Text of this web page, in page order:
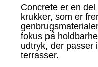
Concrete er en
krukker, som er
fokus på
udtryk, der passer
terrasser.